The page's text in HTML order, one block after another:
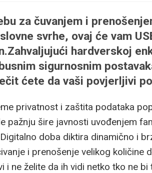
za čuvanjem i
svrhe, ovaj će vam
hardverskoj
sigurnosnim
ćete da vaši povjerljivi
privatnost i zaštita podataka
pažnju šire javnosti uvođenjem
doba diktira dinamično i
i prenošenje velikog količine
i ne želite da ih vidi netko tko ne